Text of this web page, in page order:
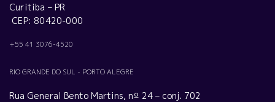
Curitiba – PR
CEP: 80420-000
+55 41 3076-4520
RIO GRANDE DO SUL - PORTO ALEGRE
Rua General Bento Martins, nº 24 – conj. 702